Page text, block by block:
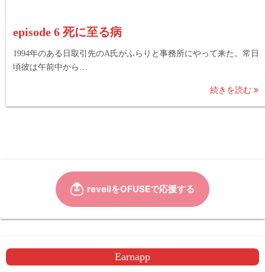
episode 6 死に至る病
1994年のある日取引先のA氏がふらりと事務所にやって来た。常日
頃彼は午前中から…
続きを読む
Earnapp